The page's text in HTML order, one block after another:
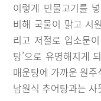
이렇게 민물고기를
비해 국물이 맑고 시
리고 저절로 입소문
탕’으로 유명해지게
매운탕에 가까운 원
남원식 추어탕과는 사